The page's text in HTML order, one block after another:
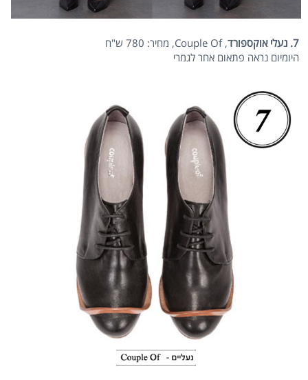
7. נעלי אוקספורד
, Couple Of, מחיר: 780 ש"ח
היומיום נראה פתאום אחר לגמרי